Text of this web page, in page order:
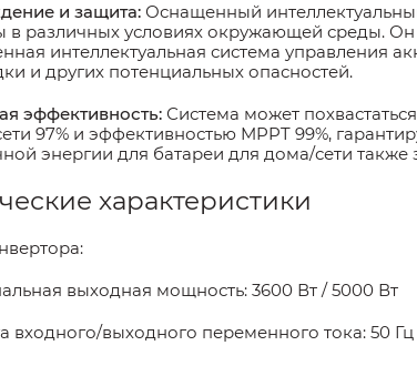
и защита: Оснащенный
в различных условиях окружающей среды. Он
интеллектуальная система управления
и других потенциальных опасностей.
эффективность: Система может
97% и эффективностью MPPT 99%,
энергии для батареи для дома/сети
характеристики
:
выходная мощность: 3600 Вт / 5000 Вт
входного/выходного переменного тока: 50